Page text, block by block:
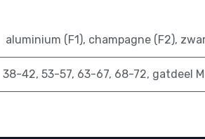
aluminium (F1), champagne (F2),
38-42, 53-57, 63-67, 68-72, gatdeel